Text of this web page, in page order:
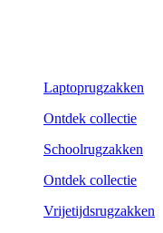
Laptoprugzakken
Ontdek collectie
Schoolrugzakken
Ontdek collectie
Vrijetijdsrugzakken